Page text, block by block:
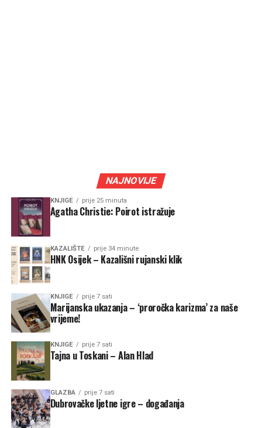
NAJNOVIJE
KNJIGE prije 25 minuta
Agatha Christie: Poirot istražuje
KAZALIŠTE prije 34 minute
HNK Osijek – Kazališni rujanski klik
KNJIGE prije 7 sati
Marijanska ukazanja – ‘proročka karizma’ za naše
vrijeme!
KNJIGE prije 7 sati
Tajna u Toskani – Alan Hlad
GLAZBA prije 7 sati
Dubrovačke ljetne igre – događanja